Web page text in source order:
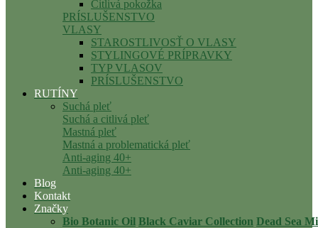
Citlivá pokožka
PRÍSLUŠENSTVO
VLASY
STAROSTLIVOSŤ O VLASY
STYLINGOVÉ PRÍPRAVKY
TYP VLASOV
PRÍSLUŠENSTVO
RUTÍNY
Suchá pleť
Suchá a citlivá pleť
Mastná pleť
Mastná a problematická pleť
Anti-aging 40+
Anti-aging 40+
Blog
Kontakt
Značky
Bio Botanic Oil Black Caviar Collection Dead Sea